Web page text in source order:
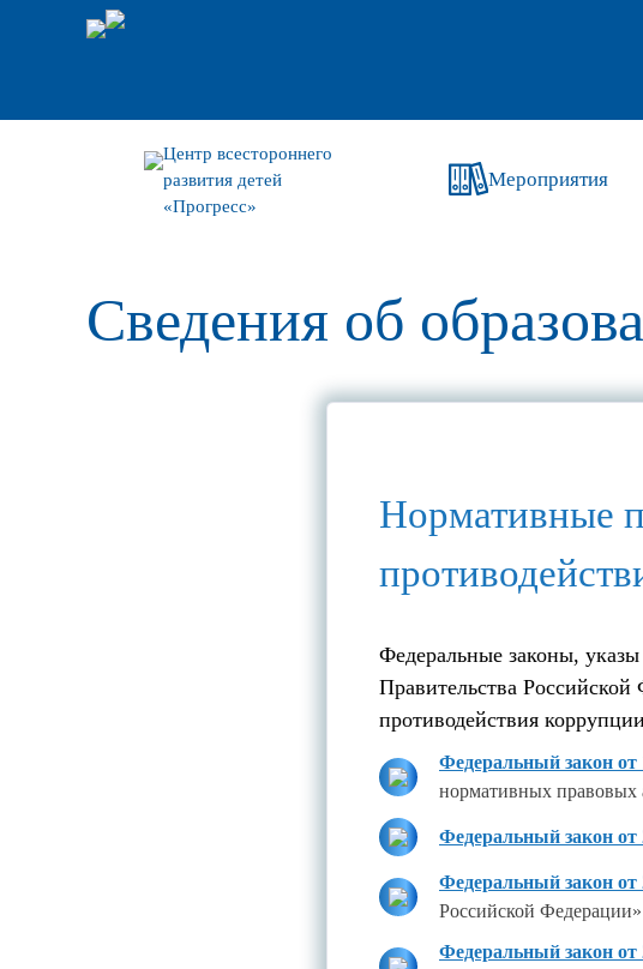
Центр всестороннего
развития детей
«Прогресс»
Мероприятия
Сведения об
Нормативные
Федеральные законы,
Правительства
противодействия коррупции
Федеральный закон
нормативных правовых
Федеральный закон
Федеральный закон
Российской Федерации»
Федеральный закон